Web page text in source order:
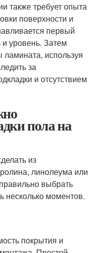
также требует опыта
поверхности и
первый
уровень. Затем
используя
за
и отсутствием
пола на
из
линолеума или
выбрать
несколько моментов.
покрытия и